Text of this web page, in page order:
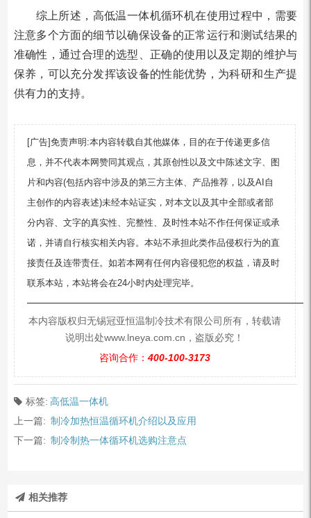
综上所述，高低温一体机循环机在使用过程中，需要
注意多个方面的细节以确保设备的正常运行和测试结果的
准确性，通过合理的选型、正确的使用以及定期的维护与
保养，可以充分发挥该设备的性能优势，为科研和生产提
供有力的支持。
[广告]免责声明:本内容转载自其他媒体，目的在于传递更多信
息，并不代表本网赞同其观点，其原创性以及文中陈述文字、图
片和内容(包括内容中涉及的第三方主体、产品推荐，以及AI自
主创作的内容表述)未经本站证实，对本文以及其中全部或者部
分内容、文字的真实性、完整性、及时性本站不作任何保证或承
诺，并请自行核实相关内容。本站不承担此类作品侵权行为的直
接责任及连带责任。如若本网有任何内容侵犯您的权益，请及时
联系本站，本站将会在24小时内处理完毕。
本内容版权归无锡冠亚恒温制冷技术有限公司所有，转载请
说明出处www.lneya.com.cn，盗版必究！
咨询合作： 400-100-3173
标签: 高低温一体机
上一篇: 制冷加热恒温循环机介绍以及应用
下一篇: 制冷制热一体循环机选购注意点
相关推荐